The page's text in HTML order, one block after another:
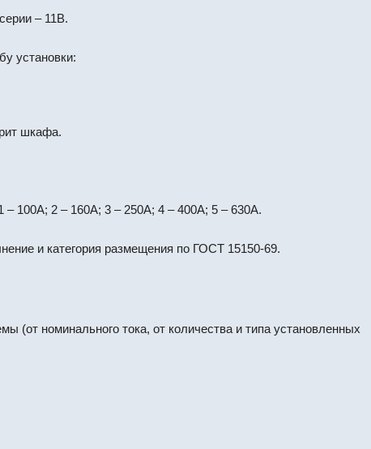
– 11В.
установки:
шкафа.
– 100А; 2 – 160А; 3 – 250А; 4 – 400А; 5 – 630А.
и категория размещения по ГОСТ 15150-69.
(от номинального тока, от количества и типа установленных